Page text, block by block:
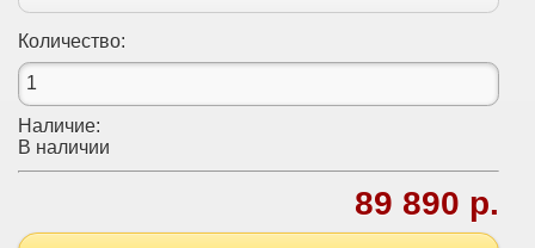
Количество:
Наличие:
В наличии
89 890 р.